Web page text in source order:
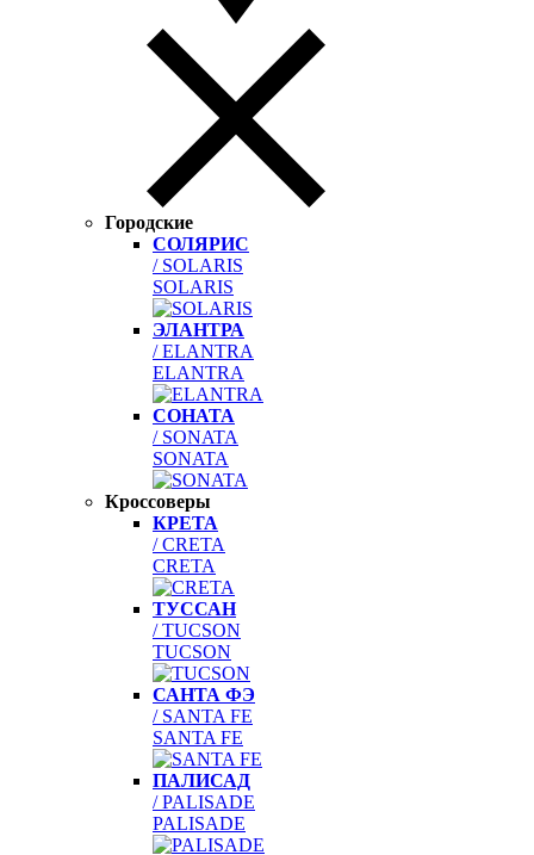
Городские
СОЛЯРИС
/ SOLARIS
SOLARIS
ЭЛАНТРА
/ ELANTRA
ELANTRA
СОНАТА
/ SONATA
SONATA
Кроссоверы
КРЕТА
/ CRETA
CRETA
ТУССАН
/ TUCSON
TUCSON
САНТА ФЭ
/ SANTA FE
SANTA FE
ПАЛИСАД
/ PALISADE
PALISADE